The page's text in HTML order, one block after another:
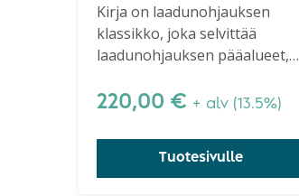
Kirja on laadunohjauksen
klassikko, joka selvittää
laadunohjauksen pääalueet,
näytteenoton jne.
220,00 € + alv (13.5%)
Tuotesivulle